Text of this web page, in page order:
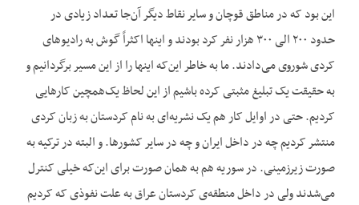
این بود که در مناطق قوچان و سایر نقاط دیگر آن‌جا تعداد زیادی در
حدود ۲۰۰ الی ۳۰۰ هزار نفر کرد بودند و اینها اکثراً گوش به رادیوهای
کردی شوروی می‌دادند. ما به خاطر این‌که اینها را از این مسیر برگردانیم و
به حقیقت یک تبلیغ مثبتی کرده باشیم از این لحاظ یک‌همچین کارهایی
کردیم. حتی در اوایل کار هم یک نشریه‌ای به نام کردستان به زبان کردی
منتشر کردیم چه در داخل ایران و چه در سایر کشورها. و البته در ترکیه به
صورت زیرزمینی. در سوریه هم به همان صورت برای این‌که خیلی کنترل
می‌شدند ولی در داخل منطقه‌ی کردستان عراق به علت نفوذی که کردیم